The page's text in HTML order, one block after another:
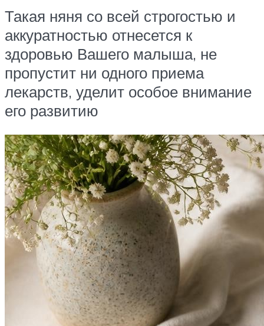
Такая няня со всей строгостью и
аккуратностью отнесется к
здоровью Вашего малыша, не
пропустит ни одного приема
лекарств, уделит особое внимание
его развитию